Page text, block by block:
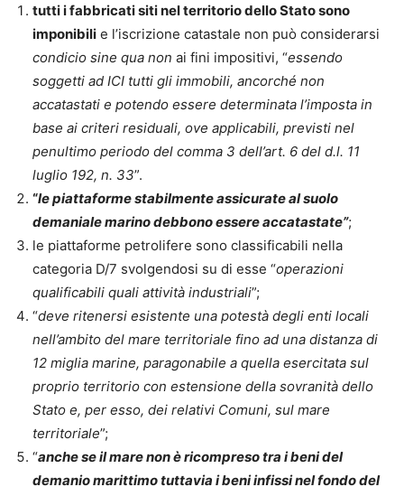
tutti i fabbricati siti nel territorio dello Stato sono
imponibili e l’iscrizione catastale non può considerarsi
condicio sine qua non ai fini impositivi, “essendo
soggetti ad ICI tutti gli immobili, ancorché non
accatastati e potendo essere determinata l’imposta in
base ai criteri residuali, ove applicabili, previsti nel
penultimo periodo del comma 3 dell’art. 6 del d.l. 11
luglio 192, n. 33”.
“le piattaforme stabilmente assicurate al suolo
demaniale marino debbono essere accatastate”;
le piattaforme petrolifere sono classificabili nella
categoria D/7 svolgendosi su di esse “operazioni
qualificabili quali attività industriali”;
“deve ritenersi esistente una potestà degli enti locali
nell’ambito del mare territoriale fino ad una distanza di
12 miglia marine, paragonabile a quella esercitata sul
proprio territorio con estensione della sovranità dello
Stato e, per esso, dei relativi Comuni, sul mare
territoriale”;
“anche se il mare non è ricompreso tra i beni del
demanio marittimo tuttavia i beni infissi nel fondo del